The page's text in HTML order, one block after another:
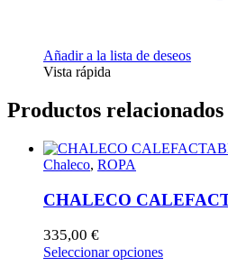
Añadir a la lista de deseos
Vista rápida
Productos relacionados
Chaleco, ROPA
CHALECO
335,00 €
Seleccionar opcionesEste